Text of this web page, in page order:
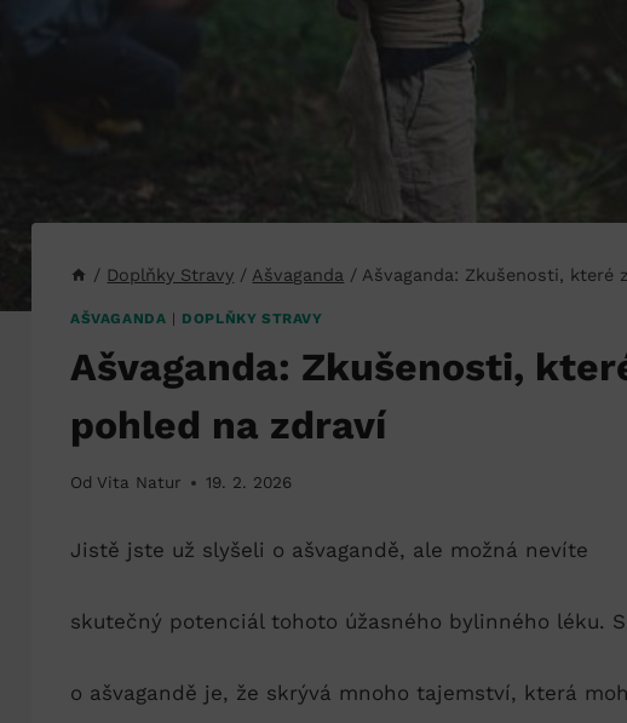
/ Doplňky Stravy / Ašvaganda / Ašvaganda: Zkušenosti, které
AŠVAGANDA | DOPLŇKY STRAVY
Ašvaganda: Zkušenosti,
pohled na zdraví
Od Vita Natur 19. 2. 2026
Jistě jste ‍už slyšeli ⁤o ⁢ašvagandě, ale možná ‌nevíte
skutečný potenciál tohoto úžasného bylinného léku.
o ašvagandě je,‌ že skrývá mnoho ⁤tajemství, ⁢která